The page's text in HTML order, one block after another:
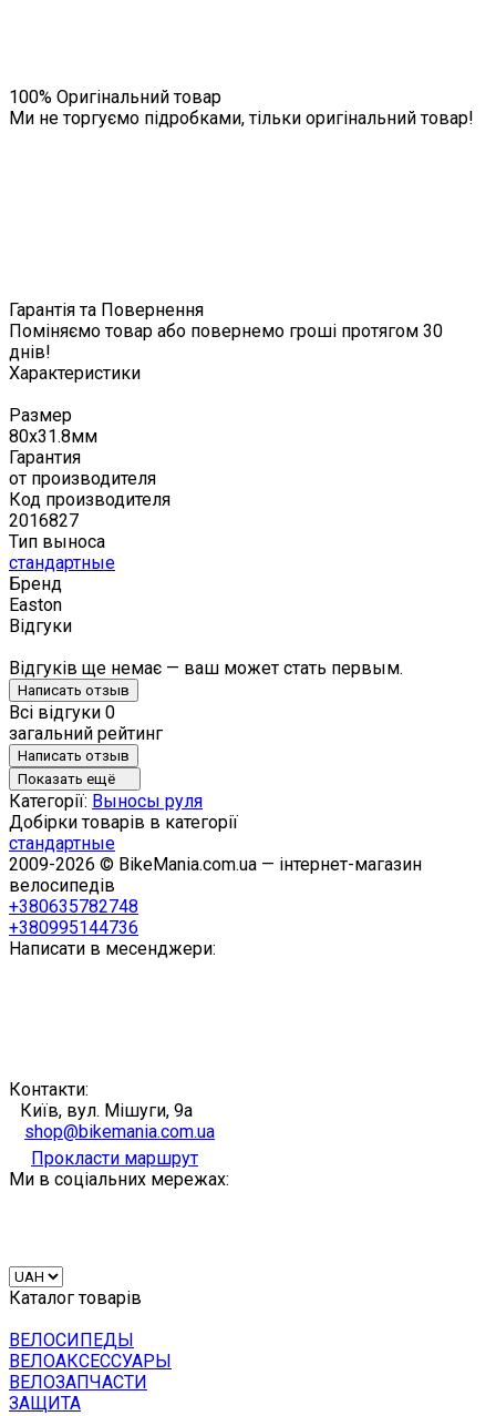
100% Оригінальний товар
Ми не торгуємо підробками, тільки оригінальний товар!
Гарантія та Повернення
Поміняємо товар або повернемо гроші протягом 30
днів!
Характеристики
Размер
80х31.8мм
Гарантия
от производителя
Код производителя
2016827
Тип выноса
стандартные
Бренд
Easton
Відгуки
Відгуків ще немає — ваш может стать первым.
Написать отзыв
Всі відгуки 0
загальний рейтинг
Написать отзыв
Показать ещё
Категорії: Выносы руля
Добірки товарів в категорії
стандартные
2009-2026 © BikeMania.com.ua — інтернет-магазин
велосипедів
+380635782748
+380995144736
Написати в месенджери:
Контакти:
Київ, вул. Мішуги, 9а
shop@bikemania.com.ua
Прокласти маршрут
Ми в соціальних мережах:
Каталог товарів
ВЕЛОСИПЕДЫ
ВЕЛОАКСЕССУАРЫ
ВЕЛОЗАПЧАСТИ
ЗАЩИТА